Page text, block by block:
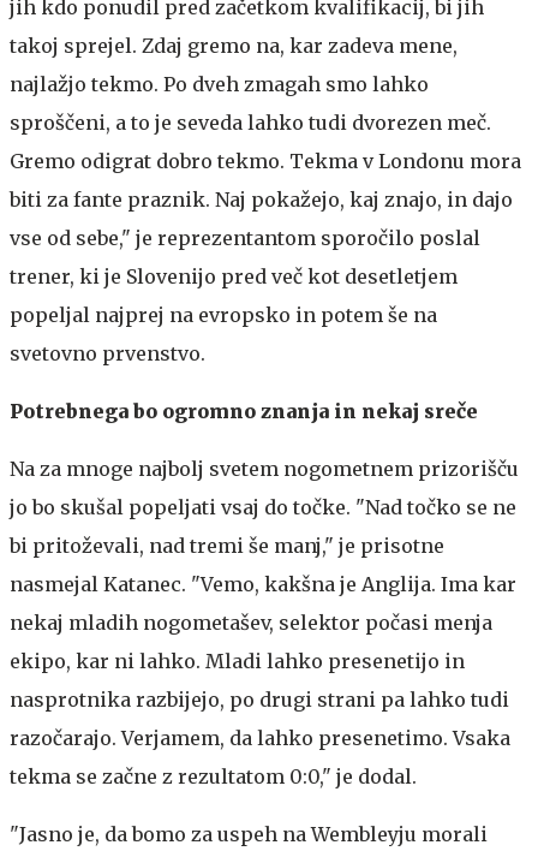
jih kdo ponudil pred začetkom kvalifikacij, bi jih
takoj sprejel. Zdaj gremo na, kar zadeva mene,
najlažjo tekmo. Po dveh zmagah smo lahko
sproščeni, a to je seveda lahko tudi dvorezen meč.
Gremo odigrat dobro tekmo. Tekma v Londonu mora
biti za fante praznik. Naj pokažejo, kaj znajo, in dajo
vse od sebe," je reprezentantom sporočilo poslal
trener, ki je Slovenijo pred več kot desetletjem
popeljal najprej na evropsko in potem še na
svetovno prvenstvo.
Potrebnega bo ogromno znanja in nekaj sreče
Na za mnoge najbolj svetem nogometnem prizorišču
jo bo skušal popeljati vsaj do točke. "Nad točko se ne
bi pritoževali, nad tremi še manj," je prisotne
nasmejal Katanec. "Vemo, kakšna je Anglija. Ima kar
nekaj mladih nogometašev, selektor počasi menja
ekipo, kar ni lahko. Mladi lahko presenetijo in
nasprotnika razbijejo, po drugi strani pa lahko tudi
razočarajo. Verjamem, da lahko presenetimo. Vsaka
tekma se začne z rezultatom 0:0," je dodal.
"Jasno je, da bomo za uspeh na Wembleyju morali